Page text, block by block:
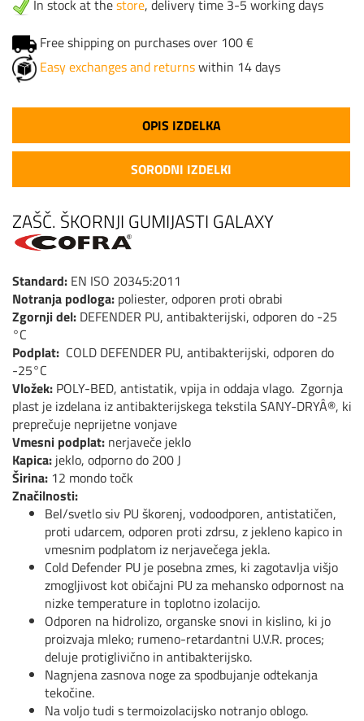
In stock at thestore, delivery time 3-5 working days
Free shipping on purchases over 100 €
Easy exchanges and returnswithin 14 days
OPIS IZDELKA
SORODNI IZDELKI
ZAŠČ. ŠKORNJI GUMIJASTI GALAXY
Standard: EN ISO 20345:2011
Notranja podloga: poliester, odporen proti obrabi
Zgornji del: DEFENDER PU, antibakterijski, odporen do -25
°C
Podplat: COLD DEFENDER PU, antibakterijski, odporen do
-25°C
Vložek: POLY-BED, antistatik, vpija in oddaja vlago. Zgornja
plast je izdelana iz antibakterijskega tekstila SANY-DRYÂ®, ki
preprečuje neprijetne vonjave
Vmesni podplat: nerjaveče jeklo
Kapica: jeklo, odporno do 200 J
Širina: 12 mondo točk
Značilnosti:
Bel/svetlo siv PU škorenj, vodoodporen, antistatičen,
proti udarcem, odporen proti zdrsu, z jekleno kapico in
vmesnim podplatom iz nerjavečega jekla.
Cold Defender PU je posebna zmes, ki zagotavlja višjo
zmogljivost kot običajni PU za mehansko odpornost na
nizke temperature in toplotno izolacijo.
Odporen na hidrolizo, organske snovi in ​​kislino, ki jo
proizvaja mleko; rumeno-retardantni U.V.R. proces;
deluje protiglivično in antibakterijsko.
Nagnjena zasnova noge za spodbujanje odtekanja
tekočine.
Na voljo tudi s termoizolacijsko notranjo oblogo.